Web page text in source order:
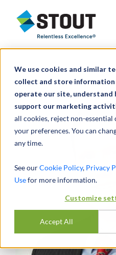
We use cookies and similar
collect and store information
operate our site, understand
support our marketing
all cookies, reject non-essential
your preferences. You can
any time.
See ourCookie Policy, Privacy
Usefor more information.
Customize
Accept All
Stout Relentless Excellence